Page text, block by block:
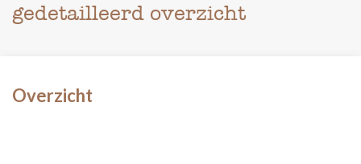
gedetailleerd overzicht
Overzicht